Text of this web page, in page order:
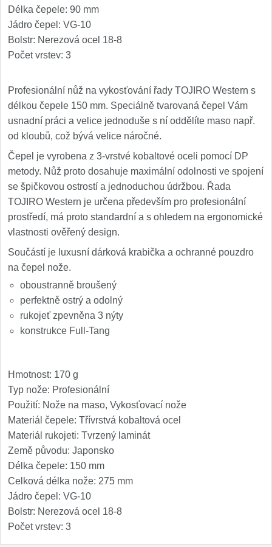
Nože Seburo SARADA
Nože Seburo SUBAJA
Nože Seburo HOGANI 20
Nože Seburo WEST 21
Nože Tojiro
Nože Tojiro Shippu
Nože Tojiro Zen
Nože Samura
Nože Samura MO-V
Nože Samura Bamboo
Brousky na nože
Doplňky a díly 6
Doprodej 11
Dárky 4
Značky
Délka čepele: 90 mm
Jádro čepel: VG-10
Bolstr: Nerezová ocel 18-8
Počet vrstev: 3
Profesionální nůž na vykosťování řady TOJIRO Western s
délkou čepele 150 mm. Speciálně tvarovaná čepel Vám
usnadní práci a velice jednoduše s ní oddělíte maso např.
od kloubů, což bývá velice náročné.
Čepel je vyrobena z 3-vrstvé kobaltové oceli pomocí DP
metody. Nůž proto dosahuje maximální odolnosti ve spojení
se špičkovou ostrostí a jednoduchou údržbou. Řada
TOJIRO Western je určena především pro profesionální
prostředí, má proto standardní a s ohledem na ergonomické
vlastnosti ověřený design.
Součástí je luxusní dárková krabička a ochranné pouzdro
na čepel nože.
oboustranně broušený
perfektně ostrý a odolný
rukojeť zpevněna 3 nýty
konstrukce Full-Tang
Hmotnost: 170 g
Typ nože: Profesionální
Použití: Nože na maso, Vykosťovací nože
Materiál čepele: Třívrstvá kobaltová ocel
Materiál rukojeti: Tvrzený laminát
Země původu: Japonsko
Délka čepele: 150 mm
Celková délka nože: 275 mm
Jádro čepel: VG-10
Bolstr: Nerezová ocel 18-8
Počet vrstev: 3